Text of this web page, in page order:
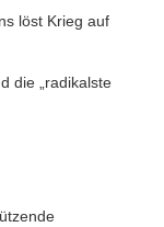
löst Krieg auf
die „radikalste